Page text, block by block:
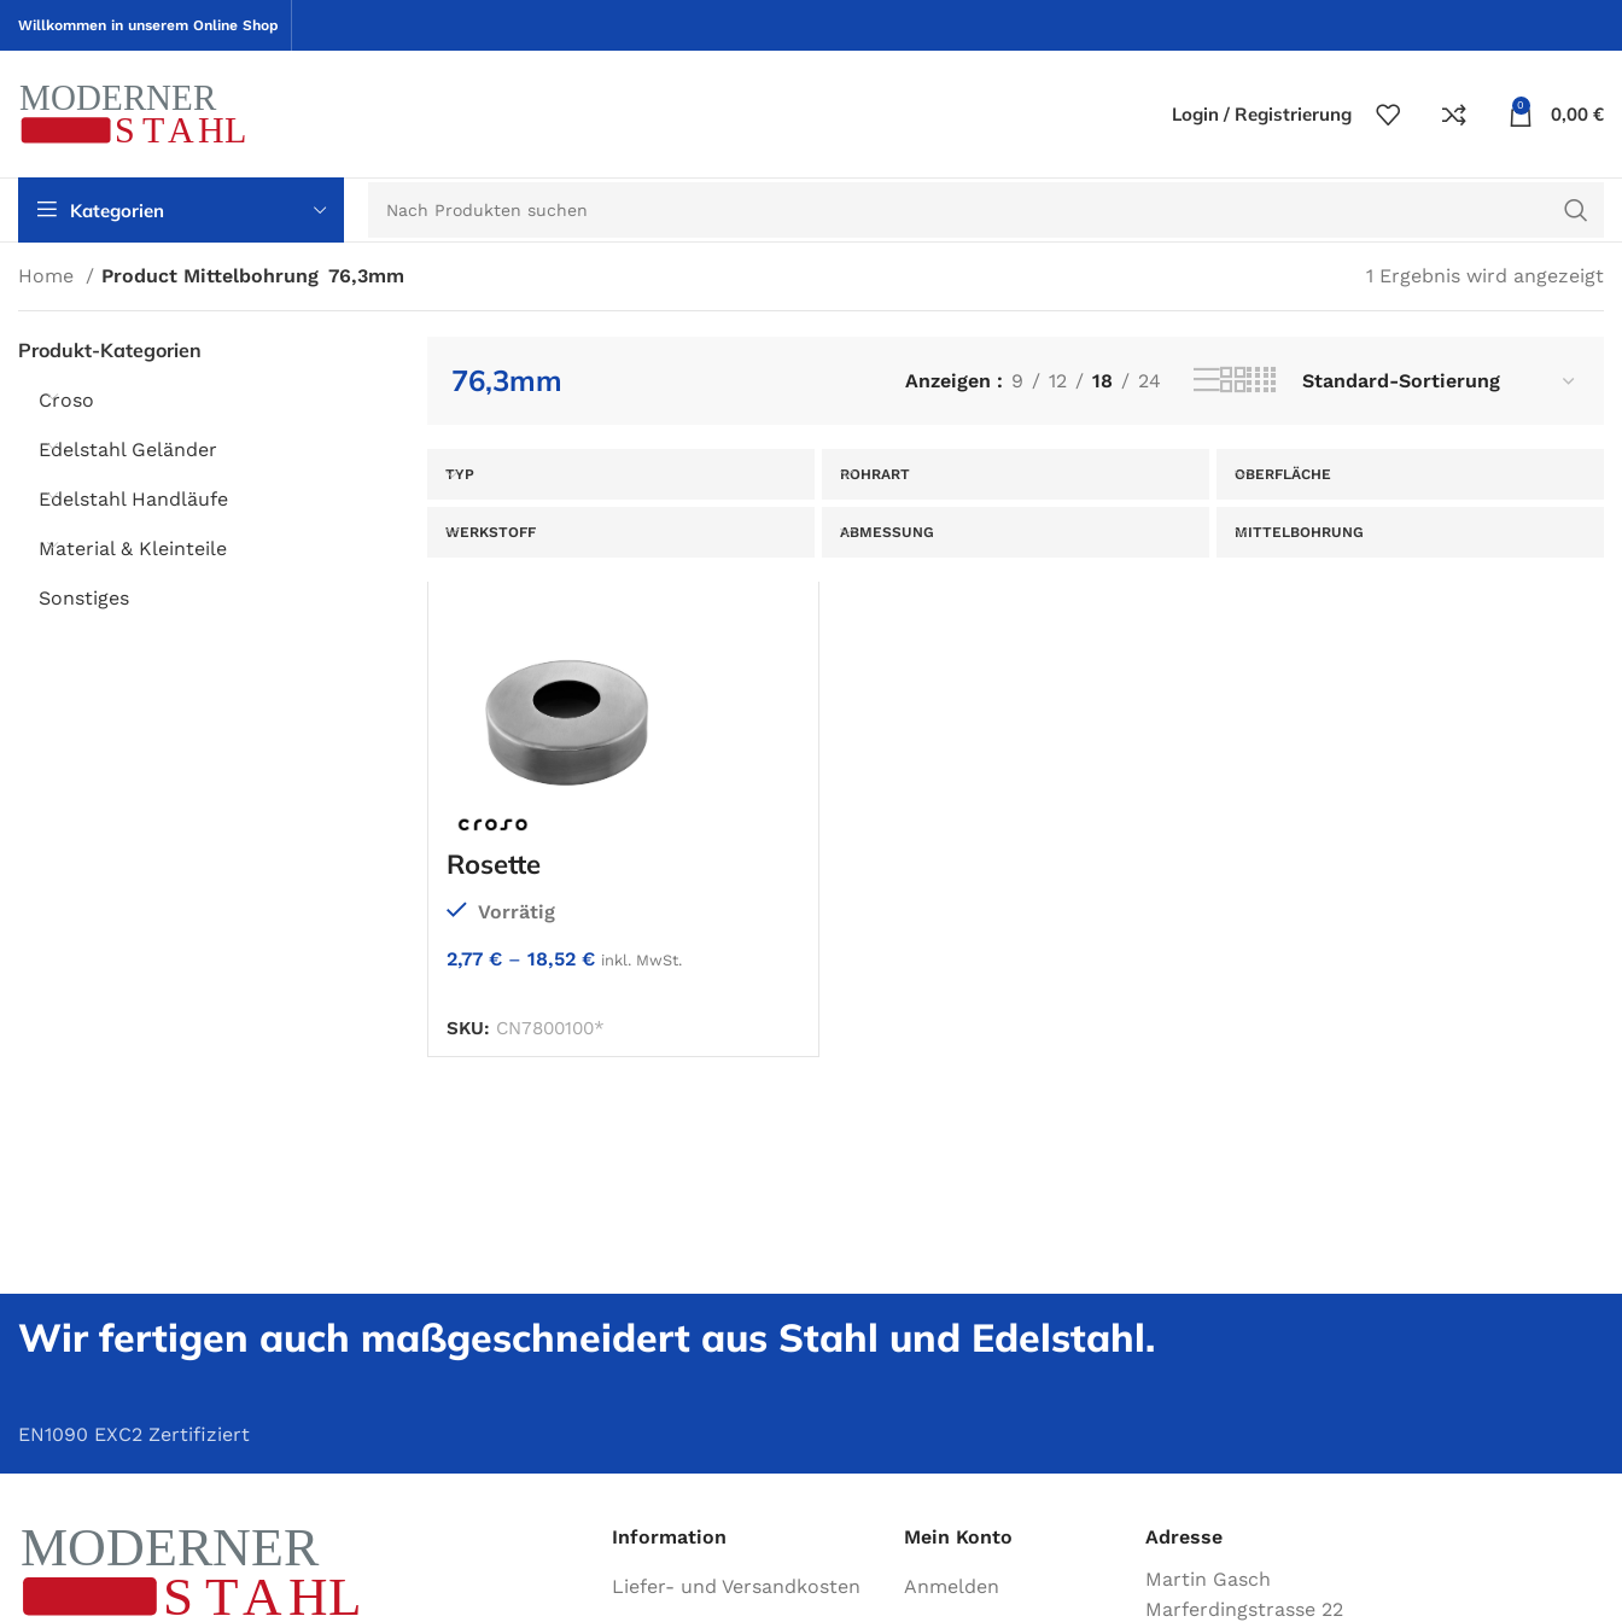
Willkommen in unserem Online Shop
Login / Registrierung 0 0,00 €
Kategorien
Home Product Mittelbohrung 76,3mm 1 Ergebnis wird angezeigt
Produkt-Kategorien
Croso
Edelstahl Geländer
Edelstahl Handläufe
Material & Kleinteile
Sonstiges
76,3mm Anzeigen 9 12 18 24
TYP ROHRART OBERFLÄCHE
WERKSTOFF ABMESSUNG MITTELBOHRUNG
Rosette
Vorrätig
2,77 €– 18,52 € inkl. MwSt.
SKU: CN7800100*
Wir fertigen auch maßgeschneidert aus Stahl und Edelstahl.
EN1090 EXC2 Zertifiziert
Information
Liefer- und Versandkosten
Mein Konto
Anmelden
Adresse
Martin Gasch
Marferdingstrasse 22